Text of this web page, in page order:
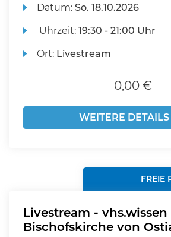
Datum:So. 18.10.2026
Uhrzeit:19:30 - 21:00 Uhr
Ort: Livestream
0,00 €
WEITERE DETAILS
FREIE
Livestream -
Bischofskirche von